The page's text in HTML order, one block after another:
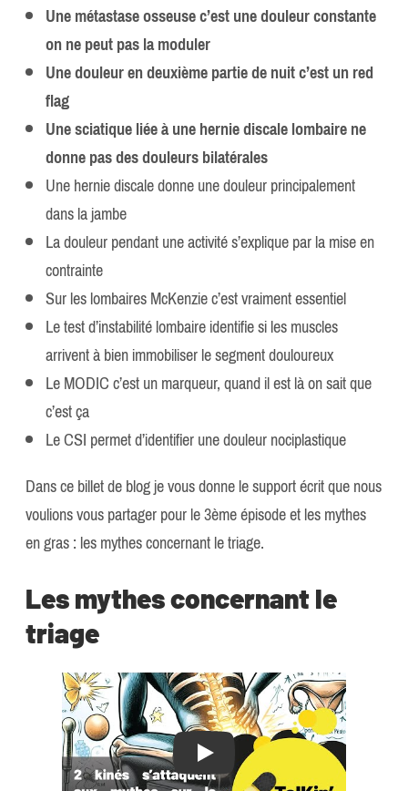
Une métastase osseuse c’est une douleur constante
on ne peut pas la moduler
Une douleur en deuxième partie de nuit c’est un red
flag
Une sciatique liée à une hernie discale lombaire ne
donne pas des douleurs bilatérales
Une hernie discale donne une douleur principalement
dans la jambe
La douleur pendant une activité s’explique par la mise en
contrainte
Sur les lombaires McKenzie c’est vraiment essentiel
Le test d’instabilité lombaire identifie si les muscles
arrivent à bien immobiliser le segment douloureux
Le MODIC c’est un marqueur, quand il est là on sait que
c’est ça
Le CSI permet d’identifier une douleur nociplastique
Dans ce billet de blog je vous donne le support écrit que nous
voulions vous partager pour le 3ème épisode et les mythes
en gras : les mythes concernant le triage.
Les mythes concernant le
triage
Play